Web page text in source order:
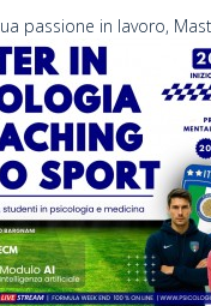
passione in lavoro,